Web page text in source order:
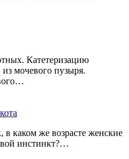
Катетеризацию
мо­чевого пузыря.
в каком же возрасте женские
инстинкт?…